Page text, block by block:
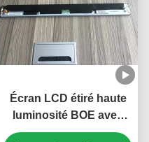
Écran LCD étiré haute
luminosité BOE avec
une luminosité de 300